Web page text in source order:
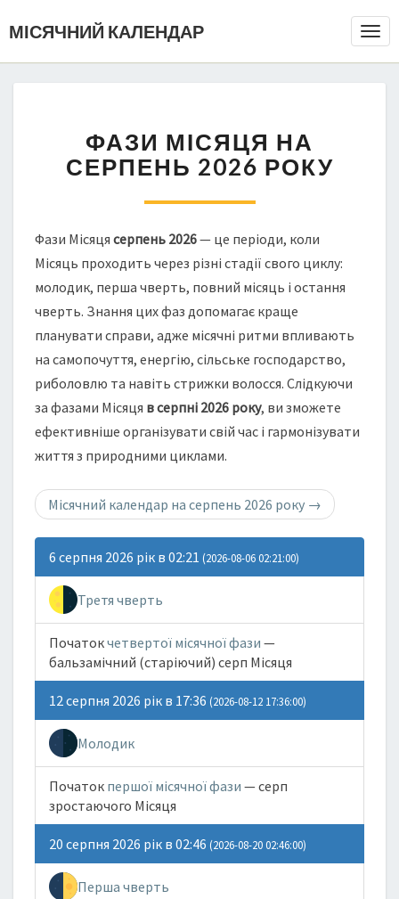
МІСЯЧНИЙ КАЛЕНДАР
ФАЗИ МІСЯЦЯ НА
СЕРПЕНЬ 2026 РОКУ
Фази Місяця серпень 2026— це періоди, коли
Місяць проходить через різні стадії свого циклу:
молодик, перша чверть, повний місяць і остання
чверть. Знання цих фаз допомагає краще
планувати справи, адже місячні ритми впливають
на самопочуття, енергію, сільське господарство,
риболовлю та навіть стрижки волосся. Слідкуючи
за фазами Місяця в серпні 2026 року, ви зможете
ефективніше організувати свій час і гармонізувати
життя з природними циклами.
Місячний календар на серпень 2026 року →
6 серпня 2026 рік в 02:21 (2026-08-06 02:21:00)
Третя чверть
Початокчетвертої місячної фази —
бальзамічний (старіючий) серп Місяця
12 серпня 2026 рік в 17:36 (2026-08-12 17:36:00)
Молодик
Початок першої місячної фази — серп
зростаючого Місяця
20 серпня 2026 рік в 02:46 (2026-08-20 02:46:00)
Перша чверть